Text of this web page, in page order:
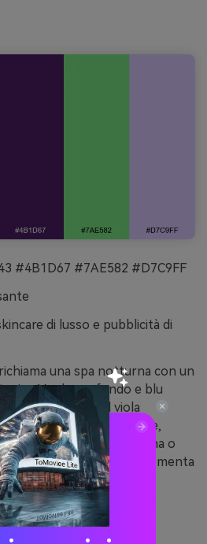
#4B1D67 #7AE582 #D7C9FF
di lusso e pubblicità di
una spa notturna con un
Verde profondo e blu
mentre il viola
Perfetto per skincare,
con dettagli in lamina o
i toni scuri opachi e usa il menta
per contrasto.
lotus generato con